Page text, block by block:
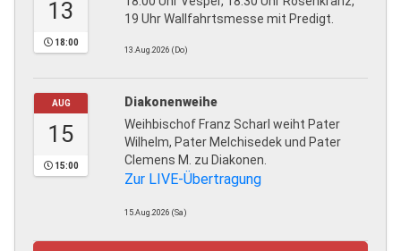
13
18:00
19 Uhr Wallfahrtsmesse mit Predigt.
13.Aug.2026 (Do)
AUG
15
15:00
Diakonenweihe
Weihbischof Franz Scharl weiht Pater
Wilhelm, Pater Melchisedek und Pater
Clemens M. zu Diakonen.
Zur LIVE-Übertragung
15.Aug.2026 (Sa)